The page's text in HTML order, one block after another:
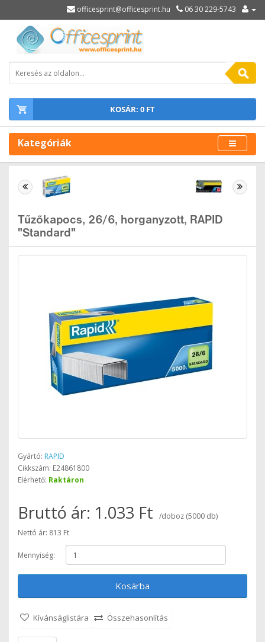
officesprint@officesprint.hu 06 30 229-5743
KOSÁR: 0 FT
Kategóriák
Tűzőkapocs, 26/6, horganyzott, RAPID
"Standard"
Gyártó: RAPID
Cikkszám: E24861800
Elérhető: Raktáron
Bruttó ár: 1.033 Ft
/doboz (5000 db)
Nettó ár: 813 Ft
Mennyiség:
Kosárba
Kívánságlistára Összehasonlítás